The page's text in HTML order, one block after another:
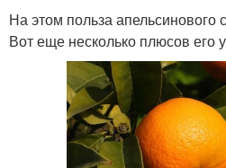
На этом польза апельсинового
Вот еще несколько плюсов его